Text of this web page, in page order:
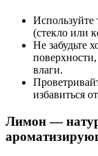
Используйте
(стекло или
Не забудьте
влаги.
избавиться
Лимон —